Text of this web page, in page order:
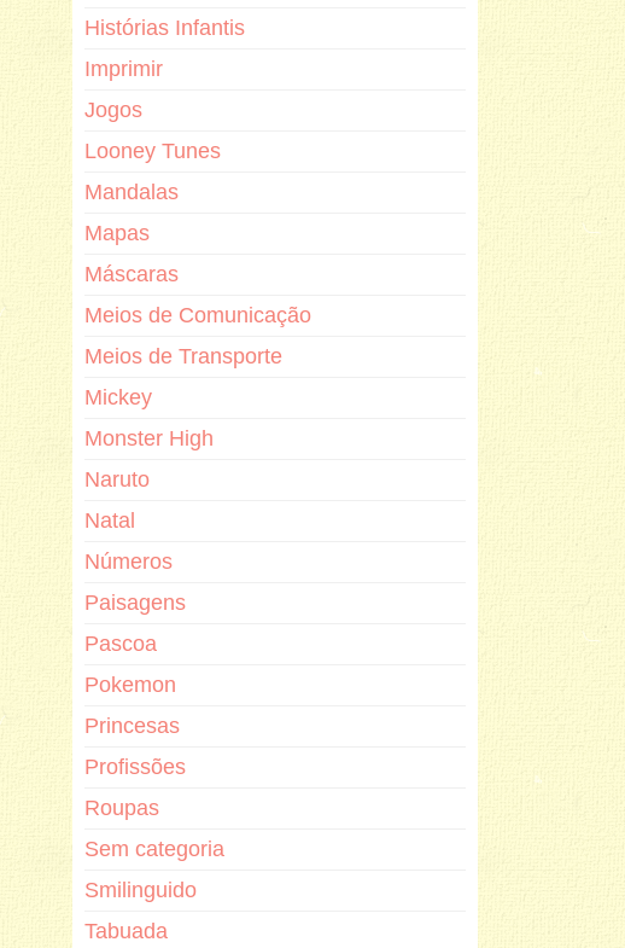
Histórias Infantis
Imprimir
Jogos
Looney Tunes
Mandalas
Mapas
Máscaras
Meios de Comunicação
Meios de Transporte
Mickey
Monster High
Naruto
Natal
Números
Paisagens
Pascoa
Pokemon
Princesas
Profissões
Roupas
Sem categoria
Smilinguido
Tabuada